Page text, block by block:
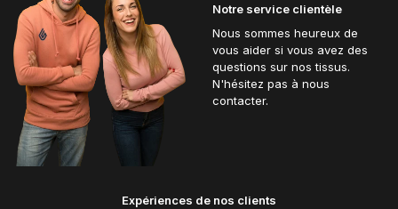
Notre service clientèle
Nous sommes heureux de
vous aider si vous avez des
questions sur nos tissus.
N'hésitez pas à nous
contacter.
Expériences de nos clients